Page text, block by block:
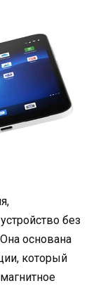
без
основана
который